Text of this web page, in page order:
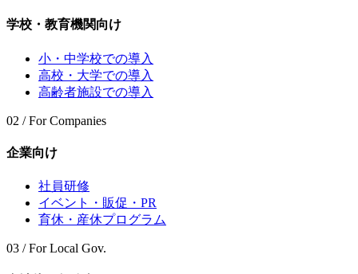
学校・教育機関向け
小・中学校での導入
高校・大学での導入
高齢者施設での導入
02 / For Companies
企業向け
社員研修
イベント・販促・PR
育休・産休プログラム
03 / For Local Gov.